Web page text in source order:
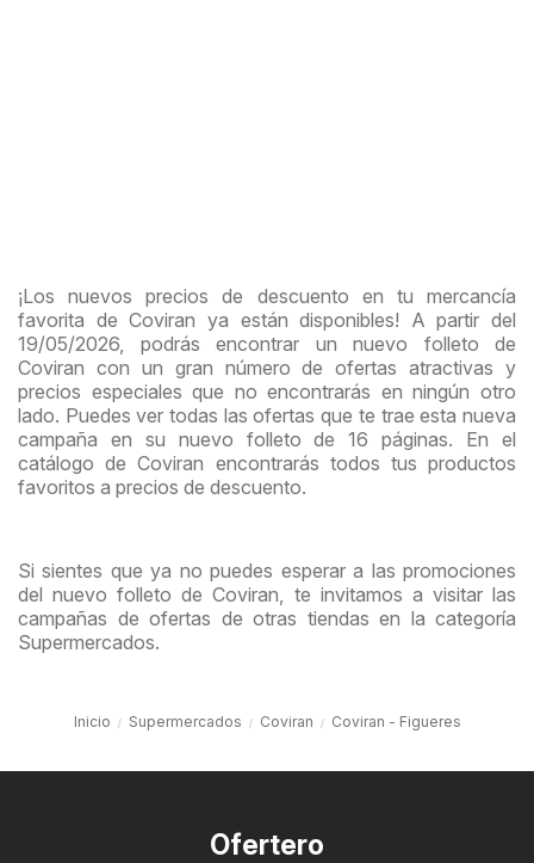
¡Los nuevos precios de descuento en tu mercancía
favorita de Coviran ya están disponibles! A partir del
19/05/2026, podrás encontrar un nuevo folleto de
Coviran con un gran número de ofertas atractivas y
precios especiales que no encontrarás en ningún otro
lado. Puedes ver todas las ofertas que te trae esta nueva
campaña en su nuevo folleto de 16 páginas. En el
catálogo de Coviran encontrarás todos tus productos
favoritos a precios de descuento.
Si sientes que ya no puedes esperar a las promociones
del nuevo folleto de Coviran, te invitamos a visitar las
campañas de ofertas de otras tiendas en la categoría
Supermercados.
Inicio Supermercados Coviran Coviran - Figueres
Ofertero